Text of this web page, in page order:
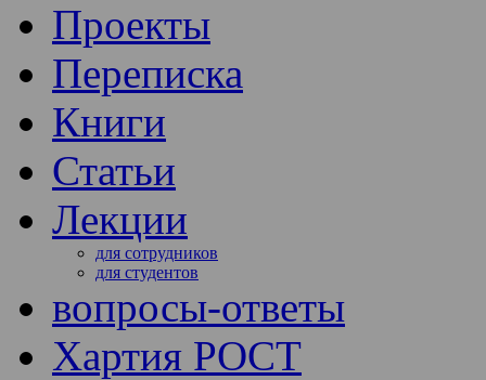
Проекты
Переписка
Книги
Статьи
Лекции
для сотрудников
для студентов
вопросы-ответы
Хартия РОСТ